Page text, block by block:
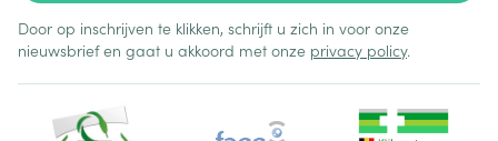
Door op inschrijven te klikken, schrijft u zich in voor onze
nieuwsbrief en gaat u akkoord met onze privacy policy.